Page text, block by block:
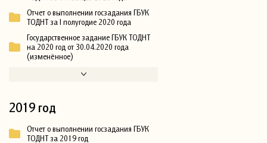
Отчет о выполнении госзадания ГБУК
ТОДНТ за I полугодие 2020 года
Государственное задание ГБУК ТОДНТ
на 2020 год от 30.04.2020 года
(изменённое)
2019 год
Отчет о выполнении госзадания ГБУК
ТОДНТ за 2019 год